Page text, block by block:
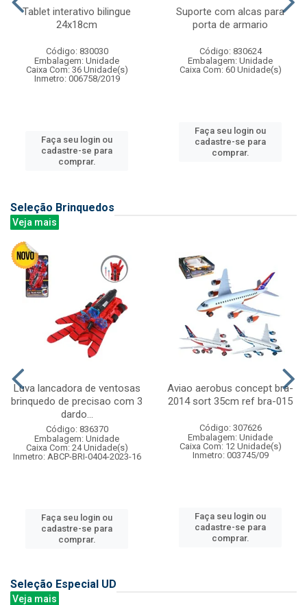
Tablet interativo bilingue
24x18cm
Código: 830030
Embalagem: Unidade
Caixa Com: 36 Unidade(s)
Inmetro: 006758/2019
Faça seu login ou
cadastre-se para
comprar.
Suporte com alcas para
porta de armario
Código: 830624
Embalagem: Unidade
Caixa Com: 60 Unidade(s)
Faça seu login ou
cadastre-se para
comprar.
Seleção Brinquedos
Veja mais
Luva lancadora de ventosas
brinquedo de precisao com 3
dardo...
Código: 836370
Embalagem: Unidade
Caixa Com: 24 Unidade(s)
Inmetro: ABCP-BRI-0404-2023-16
Faça seu login ou
cadastre-se para
comprar.
Aviao aerobus concept bra-
2014 sort 35cm ref bra-015
Código: 307626
Embalagem: Unidade
Caixa Com: 12 Unidade(s)
Inmetro: 003745/09
Faça seu login ou
cadastre-se para
comprar.
Seleção Especial UD
Veja mais